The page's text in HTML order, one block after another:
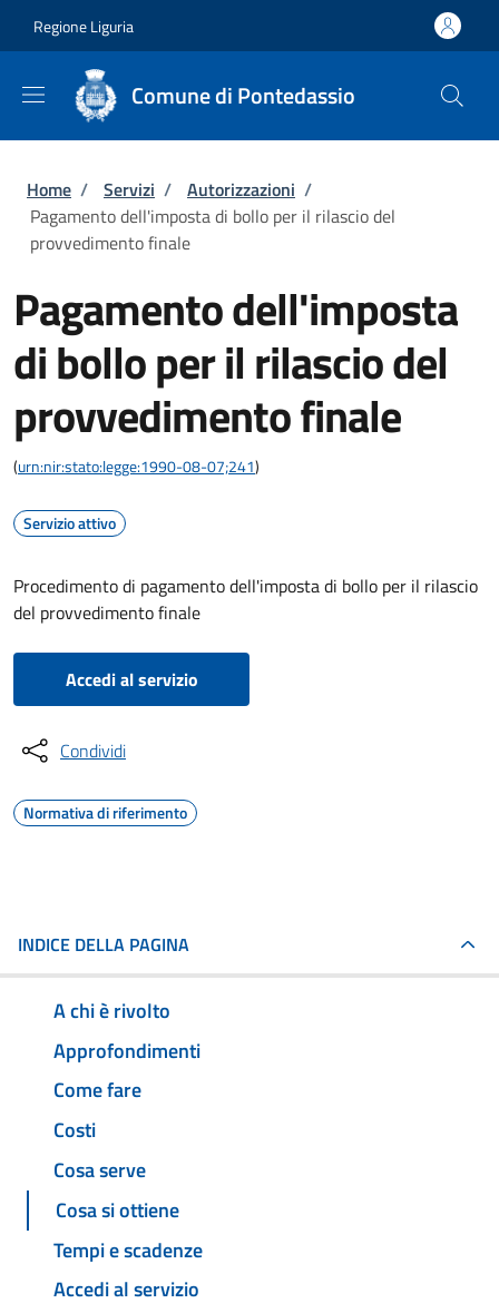
Regione Liguria
Comune di Pontedassio
Briciole di pane
Home / Servizi / Autorizzazioni /
Pagamento dell'imposta di bollo per il rilascio del
provvedimento finale
Pagamento dell'imposta
di bollo per il rilascio del
provvedimento finale
(urn:nir:stato:legge:1990-08-07;241)
Servizio attivo
Procedimento di pagamento dell'imposta di bollo per il rilascio
del provvedimento finale
Accedi al servizio
Condividi
Normativa di riferimento
INDICE DELLA PAGINA
A chi è rivolto
Approfondimenti
Come fare
Costi
Cosa serve
Cosa si ottiene
Tempi e scadenze
Accedi al servizio